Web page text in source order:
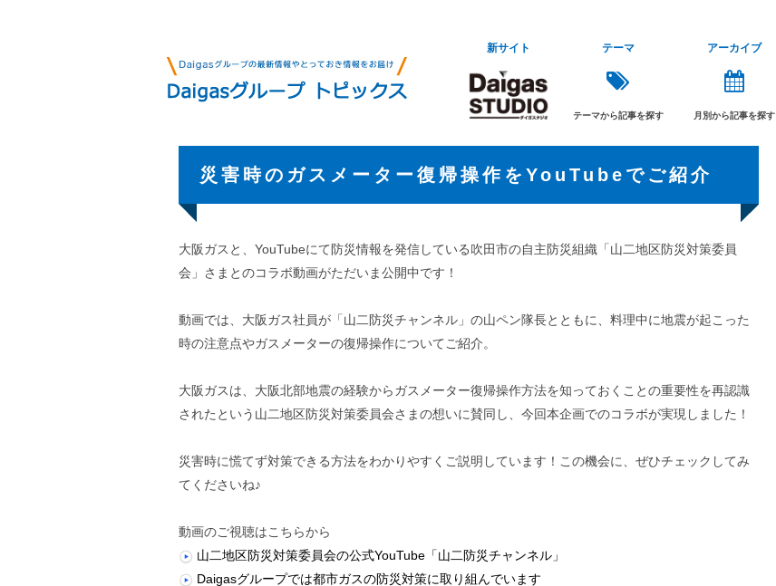
新サイト テーマ
テーマから記事を探す
アーカイブ
月別から記事を探す
災害時のガスメーター復帰操作をYouTubeでご紹介
大阪ガスと、YouTubeにて防災情報を発信している吹田市の自主防災組織「山二地区防災対策委員
会」さまとのコラボ動画がただいま公開中です！
動画では、大阪ガス社員が「山二防災チャンネル」の山ペン隊長とともに、料理中に地震が起こった
時の注意点やガスメーターの復帰操作についてご紹介。
大阪ガスは、大阪北部地震の経験からガスメーター復帰操作方法を知っておくことの重要性を再認識
されたという山二地区防災対策委員会さまの想いに賛同し、今回本企画でのコラボが実現しました！
災害時に慌てず対策できる方法をわかりやすくご説明しています！この機会に、ぜひチェックしてみ
てくださいね♪
動画のご視聴はこちらから
山二地区防災対策委員会の公式YouTube「山二防災チャンネル」
Daigasグループでは都市ガスの防災対策に取り組んでいます